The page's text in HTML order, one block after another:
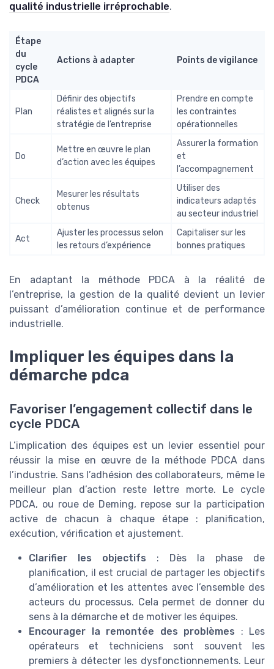
qualité industrielle irréprochable.
Étape
du
cycle
PDCA
Actions à adapter Points de vigilance
Plan
Définir des objectifs
réalistes et alignés sur la
stratégie de l’entreprise
Prendre en compte
les contraintes
opérationnelles
Do
Mettre en œuvre le plan
d’action avec les équipes
Assurer la formation
et
l’accompagnement
Check
Mesurer les résultats
obtenus
Utiliser des
indicateurs adaptés
au secteur industriel
Act
Ajuster les processus selon
les retours d’expérience
Capitaliser sur les
bonnes pratiques
En adaptant la méthode PDCA à la réalité de
l’entreprise, la gestion de la qualité devient un levier
puissant d’amélioration continue et de performance
industrielle.
Impliquer les équipes dans la
démarche pdca
Favoriser l’engagement collectif dans le
cycle PDCA
L’implication des équipes est un levier essentiel pour
réussir la mise en œuvre de la méthode PDCA dans
l’industrie. Sans l’adhésion des collaborateurs, même le
meilleur plan d’action reste lettre morte. Le cycle
PDCA, ou roue de Deming, repose sur la participation
active de chacun à chaque étape : planification,
exécution, vérification et ajustement.
Clarifier les objectifs : Dès la phase de
planification, il est crucial de partager les objectifs
d’amélioration et les attentes avec l’ensemble des
acteurs du processus. Cela permet de donner du
sens à la démarche et de motiver les équipes.
Encourager la remontée des problèmes : Les
opérateurs et techniciens sont souvent les
premiers à détecter les dysfonctionnements. Leur